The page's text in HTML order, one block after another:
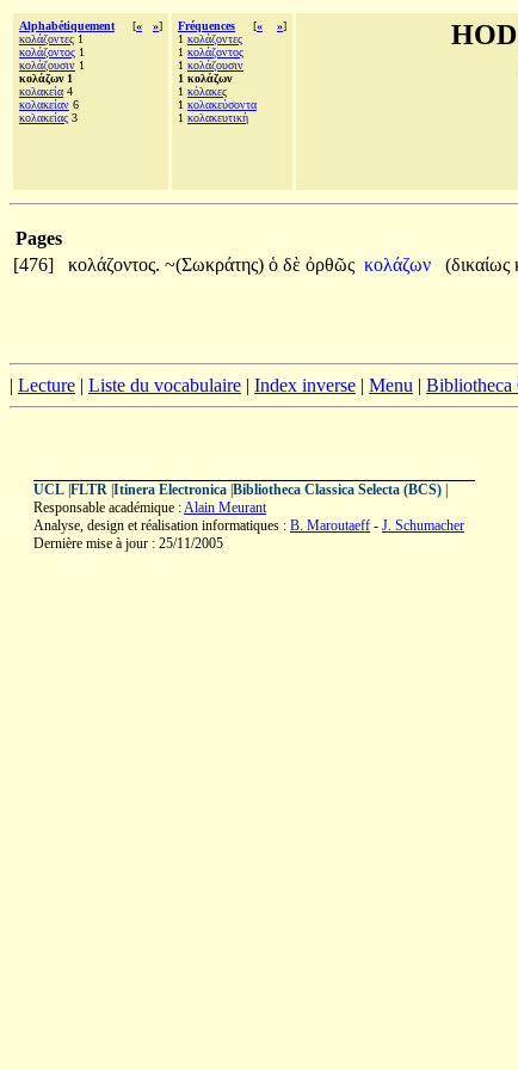
Alphabétiquement [« »]
κολάζοντες 1
κολάζοντος 1
κολάζουσιν 1
κολάζων 1
κολακεία 4
κολακείαν 6
κολακείας 3
Fréquences [« »]
1 κολάζοντες
1 κολάζοντος
1 κολάζουσιν
1 κολάζων
1 κόλακες
1 κολακεύσοντα
1 κολακευτικὴ
Pages
[476]
κολάζοντος. ~(Σωκράτης) ὁ δὲ ὀρθῶς κολάζων (δικαίως
| Lecture | Liste du vocabulaire | Index inverse | Menu | Bibliotheca
UCL FLTR Itinera Electronica Bibliotheca Classica Selecta (BCS)
Responsable académique :Alain Meurant
Analyse, design et réalisation informatiques : B. Maroutaeff - J. Schumacher
Dernière mise à jour : 25/11/2005